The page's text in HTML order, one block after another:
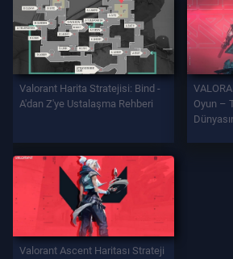
Si̇lahlar
BİLGİ
Valorant Harita Stratejisi: Bind -
A'dan Z'ye Ustalaşma Rehberi
Oyun –
Valorant Ascent Haritası Strateji